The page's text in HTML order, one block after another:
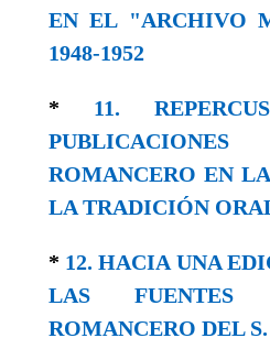
EN EL "ARCHIVO
1948-1952
* 11.
ROMANCERO EN
LA TRADICIÓN
* 12. HACIA UNA
LAS FUENTES
ROMANCERO DEL